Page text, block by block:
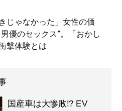
じゃなかった」女性の価
優のセックス”。「おかし
撃体験とは
国産車は大惨敗!? EV